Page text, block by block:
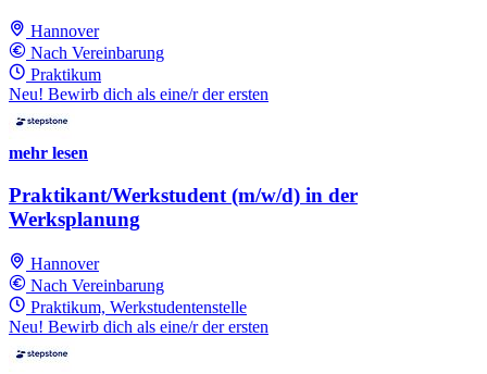
Hannover
Nach Vereinbarung
Praktikum
Neu! Bewirb dich als eine/r der ersten
mehr lesen
Praktikant/Werkstudent (m/w/d) in der
Werksplanung
Hannover
Nach Vereinbarung
Praktikum, Werkstudentenstelle
Neu! Bewirb dich als eine/r der ersten